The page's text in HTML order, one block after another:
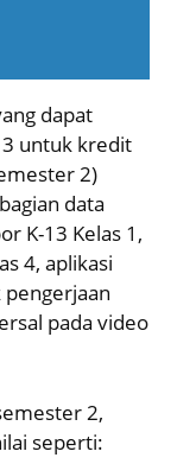
dapat
untuk kredit
2)
data
K-13 Kelas 1,
4, aplikasi
pengerjaan
pada video
2,
seperti: